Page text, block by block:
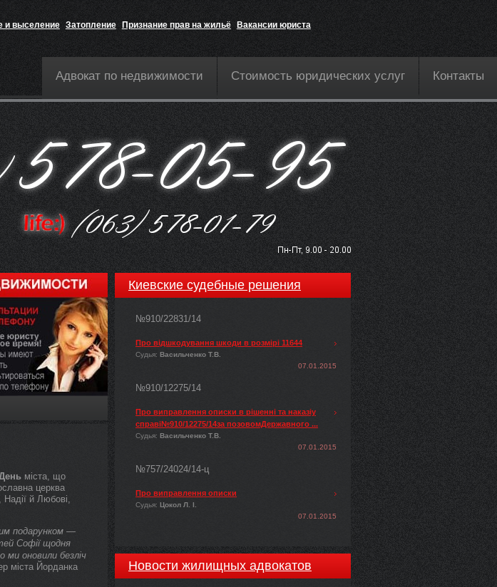
и выселение Затопление Признание прав на жильё Вакансии юриста
Адвокат по недвижимости Стоимость юридических услуг Контакты
міста, що
церква
Надії й Любові,
подарунком —
Софіїщодня
оновили безліч
міста Йорданка
Киевские судебные решения
№910/22831/14
Про відшкодування шкоди в розмірі 11644
Судья: Васильченко Т.В.
07.01.2015
№910/12275/14
Про виправлення описки в рішенні та наказіу
справі№910/12275/14за позовомДержавного ...
Судья: Васильченко Т.В.
07.01.2015
№757/24024/14-ц
Про виправлення описки
Судья: Цокол Л. І.
07.01.2015
Новости жилищных адвокатов